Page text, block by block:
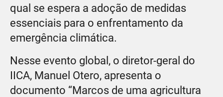
qual se espera a adoção de medidas
essenciais para o enfrentamento da
emergência climática.
Nesse evento global, o diretor-geral do
IICA, Manuel Otero, apresenta o
documento “Marcos de uma agricultura